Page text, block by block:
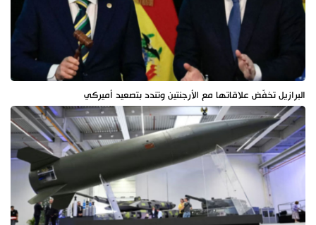
البرازيل تخفّض علاقاتها مع الأرجنتين وتندد بتصعيد أميركي